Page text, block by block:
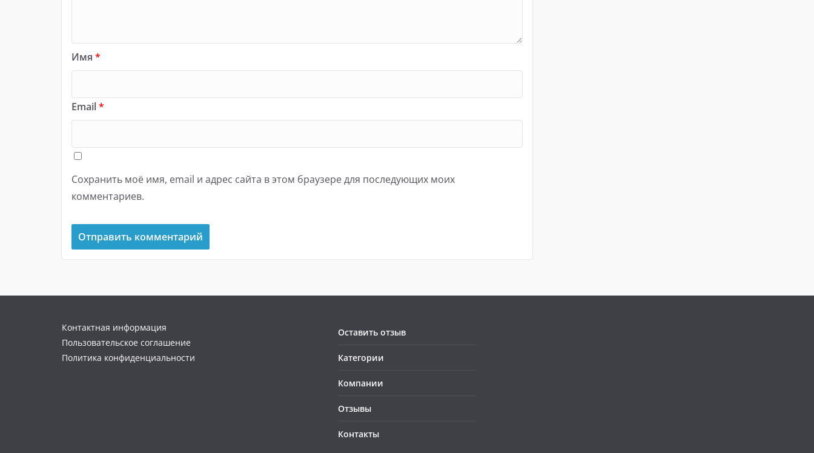
Имя *
Email*
Сохранить моё имя, email и адрес сайта в этом браузере для последующих моих
комментариев.
Контактная информация
Пользовательское соглашение
Политика конфиденциальности
Оставить отзыв
Категории
Компании
Отзывы
Контакты